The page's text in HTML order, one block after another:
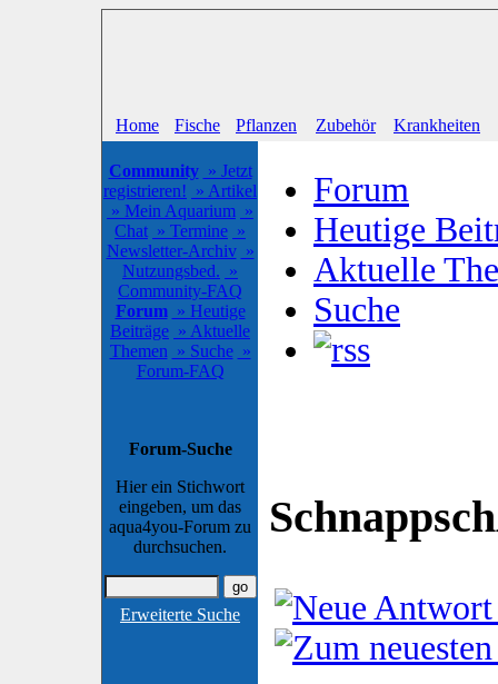
Home Fische Pflanzen Zubehör Krankheiten
Community » Jetzt
registrieren! » Artikel
» Mein Aquarium »
Chat » Termine »
Newsletter-Archiv »
Nutzungsbed. »
Community-FAQ
Forum » Heutige
Beiträge » Aktuelle
Themen » Suche »
Forum-FAQ
Forum-Suche
Hier ein Stichwort
eingeben, um das
aqua4you-Forum zu
durchsuchen.
Erweiterte Suche
Forum
Heutige
Aktuelle
Suche